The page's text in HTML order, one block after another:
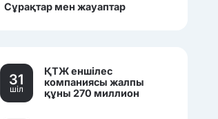
Сұрақтар мен жауаптар
31
шiл
ҚТЖ еншілес
компаниясы жалпы
құны 270 миллион